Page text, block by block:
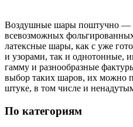
Воздушные шары поштучно —
всевозможных
латексные шары, как с уже
и узорами, так и
гамму и разнообразные
выбор таких шаров, их можно
штуке, в том числе и
По категориям